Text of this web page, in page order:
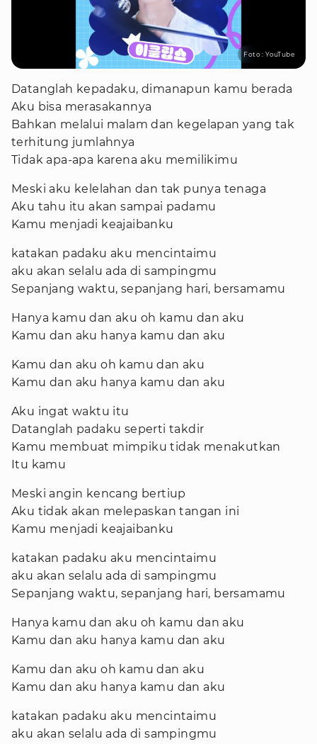
Foto : YouTube
Datanglah kepadaku, dimanapun kamu berada
Aku bisa merasakannya
Bahkan melalui malam dan kegelapan yang tak
terhitung jumlahnya
Tidak apa-apa karena aku memilikimu
Meski aku kelelahan dan tak punya tenaga
Aku tahu itu akan sampai padamu
Kamu menjadi keajaibanku
katakan padaku aku mencintaimu
aku akan selalu ada di sampingmu
Sepanjang waktu, sepanjang hari, bersamamu
Hanya kamu dan aku oh kamu dan aku
Kamu dan aku hanya kamu dan aku
Kamu dan aku oh kamu dan aku
Kamu dan aku hanya kamu dan aku
Aku ingat waktu itu
Datanglah padaku seperti takdir
Kamu membuat mimpiku tidak menakutkan
Itu kamu
Meski angin kencang bertiup
Aku tidak akan melepaskan tangan ini
Kamu menjadi keajaibanku
katakan padaku aku mencintaimu
aku akan selalu ada di sampingmu
Sepanjang waktu, sepanjang hari, bersamamu
Hanya kamu dan aku oh kamu dan aku
Kamu dan aku hanya kamu dan aku
Kamu dan aku oh kamu dan aku
Kamu dan aku hanya kamu dan aku
katakan padaku aku mencintaimu
aku akan selalu ada di sampingmu